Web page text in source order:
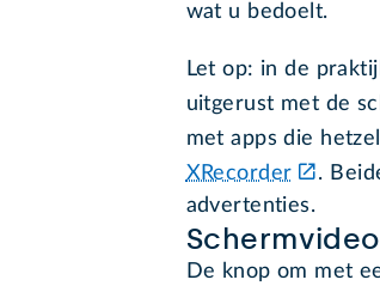
wat u bedoelt.
Let op: in de
uitgerust met de
met apps die
XRecorder
.
advertenties.
De knop om met